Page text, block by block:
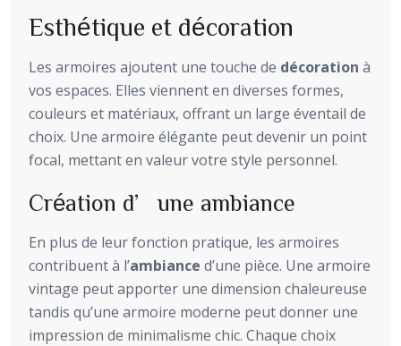
Esthétique et décoration
Les armoires ajoutent une touche de décoration à
vos espaces. Elles viennent en diverses formes,
couleurs et matériaux, offrant un large éventail de
choix. Une armoire élégante peut devenir un point
focal, mettant en valeur votre style personnel.
Création d’une ambiance
En plus de leur fonction pratique, les armoires
contribuent à l’ambiance d’une pièce. Une armoire
vintage peut apporter une dimension chaleureuse
tandis qu’une armoire moderne peut donner une
impression de minimalisme chic. Chaque choix